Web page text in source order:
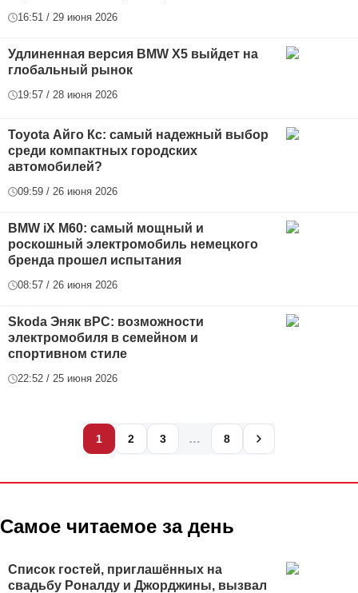
16:51 / 29 июня 2026
Удлиненная версия BMW X5 выйдет на
глобальный рынок
19:57 / 28 июня 2026
Toyota Айго Кс: самый надежный выбор
среди компактных городских
автомобилей?
09:59 / 26 июня 2026
BMW iX М60: самый мощный и
роскошный электромобиль немецкого
бренда прошел испытания
08:57 / 26 июня 2026
Skoda Эняк вРС: возможности
электромобиля в семейном и
спортивном стиле
22:52 / 25 июня 2026
1 2 3 … 8
Самое читаемое за день
Список гостей, приглашённых на
свадьбу Роналду и Джорджины, вызвал